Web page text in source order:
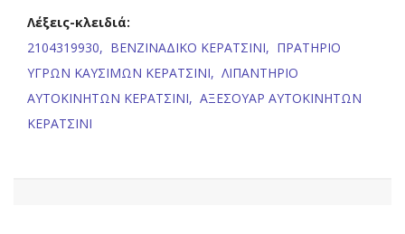
Λέξεις-κλειδιά:
2104319930, ΒΕΝΖΙΝΑΔΙΚΟ ΚΕΡΑΤΣΙΝΙ, ΠΡΑΤΗΡΙΟ
ΥΓΡΩΝ ΚΑΥΣΙΜΩΝ ΚΕΡΑΤΣΙΝΙ, ΛΙΠΑΝΤΗΡΙΟ
ΑΥΤΟΚΙΝΗΤΩΝ ΚΕΡΑΤΣΙΝΙ, ΑΞΕΣΟΥΑΡ ΑΥΤΟΚΙΝΗΤΩΝ
ΚΕΡΑΤΣΙΝΙ